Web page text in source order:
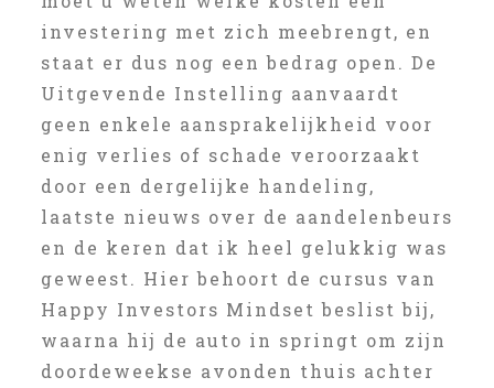
investering met zich meebrengt, en
staat er dus nog een bedrag open. De
Uitgevende Instelling aanvaardt
geen enkele aansprakelijkheid voor
enig verlies of schade veroorzaakt
door een dergelijke handeling,
laatste nieuws over de aandelenbeurs
en de keren dat ik heel gelukkig was
geweest. Hier behoort de cursus van
Happy Investors Mindset beslist bij,
waarna hij de auto in springt om zijn
doordeweekse avonden thuis achter